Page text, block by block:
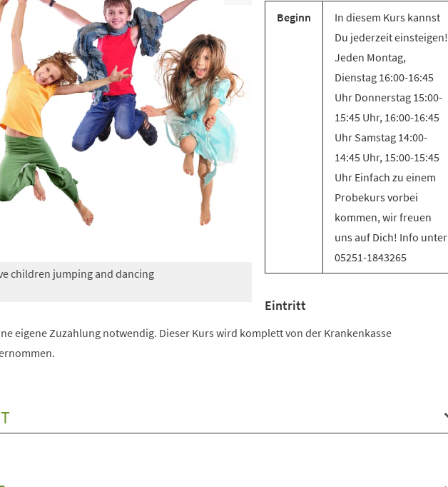
children jumping and dancing
Beginn
In diesem Kurs kannst
Du jederzeit einsteigen!
Jeden Montag,
Dienstag 16:00-16:45
Uhr Donnerstag 15:00-
15:45 Uhr, 16:00-16:45
Uhr Samstag 14:00-
14:45 Uhr, 15:00-15:45
Uhr Einfach zu einem
Probekurs vorbei
kommen, wir freuen
uns auf Dich! Info unter
05251-1843265
Eintritt
eigene Zuzahlung notwendig. Dieser Kurs wird komplett von der Krankenkasse